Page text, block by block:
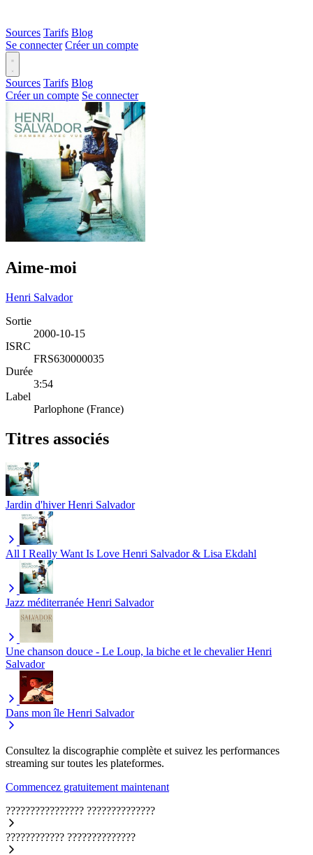
Sources Tarifs Blog
Se connecter Créer un compte
Sources Tarifs Blog
Créer un compte Se connecter
Aime-moi
Henri Salvador
Sortie
2000-10-15
ISRC
FRS630000035
Durée
3:54
Label
Parlophone (France)
Titres associés
Jardin d'hiver Henri Salvador
All I Really Want Is Love Henri Salvador & Lisa Ekdahl
Jazz méditerranée Henri Salvador
Une chanson douce - Le Loup, la biche et le chevalier Henri
Salvador
Dans mon île Henri Salvador
Consultez la discographie complète et suivez les performances
streaming sur toutes les plateformes.
Commencez gratuitement maintenant
???????????????? ??????????????
???????????? ??????????????